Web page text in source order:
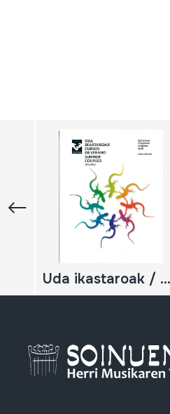
Uda ikastaroak / Cursos de verano / Summer courses; Egitaraua / Programa / Program ; 2018